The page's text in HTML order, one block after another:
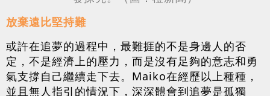
放棄遠比堅持難
或許在追夢的過程中，最難捱的不是身邊人的否
定，不是經濟上的壓力，而是沒有足夠的意志和勇
氣支撐自己繼續走下去。Maiko在經歷以上種種，
並且無人指引的情況下，深深體會到追夢是孤獨